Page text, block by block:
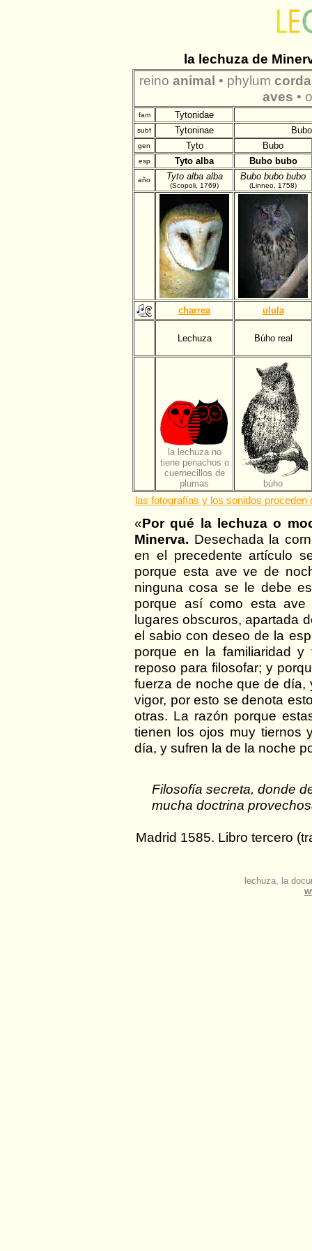
la lechuza de
reino animal • phylum
aves •
fam Tytonidae
subf Tytoninae
gen Tyto Bubo
esp Tyto alba Bubo bubo
año Tyto alba alba
(Scopoli, 1769)
Bubo bubo bubo
(Linneo, 1758)
charrea ulula
Lechuza Búho real
la lechuza no
tiene penachos o
cuernecillos de
plumas
búho
las fotografías y los sonidos proceden
«Por qué la lechuza o
Minerva. Desechada la
en el precedente artículo
porque esta ave ve de
ninguna cosa se le debe
porque así como esta
lugares obscuros, apartada
el sabio con deseo de la
porque en la familiaridad
reposo para filosofar; y
fuerza de noche que de día,
vigor, por esto se denota
otras. La razón porque
tienen los ojos muy tiernos
día, y sufren la de la noche
Filosofía secreta, donde
mucha doctrina
Madrid 1585. Libro tercero
lechuza, la